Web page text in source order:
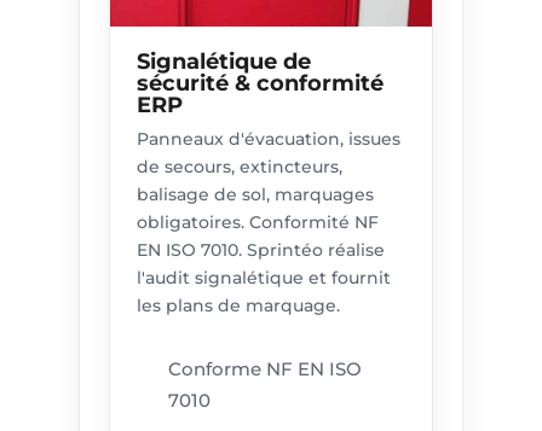
Signalétique de
sécurité & conformité
ERP
Panneaux d'évacuation, issues
de secours, extincteurs,
balisage de sol, marquages
obligatoires. Conformité NF
EN ISO 7010. Sprintéo réalise
l'audit signalétique et fournit
les plans de marquage.
Conforme NF EN ISO
7010